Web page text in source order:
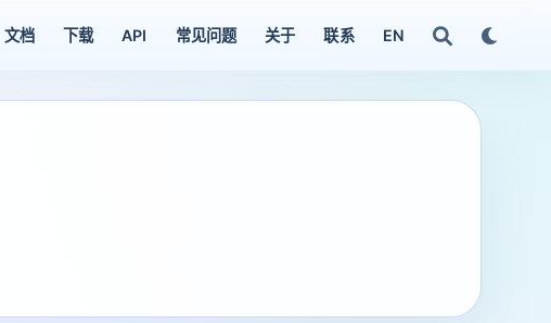
文档 下载 API 常见问题 关于 联系 EN